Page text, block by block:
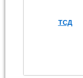
ТСД